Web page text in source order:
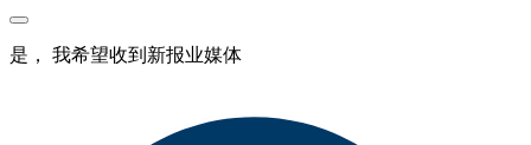
是， 我希望收到新报业媒体